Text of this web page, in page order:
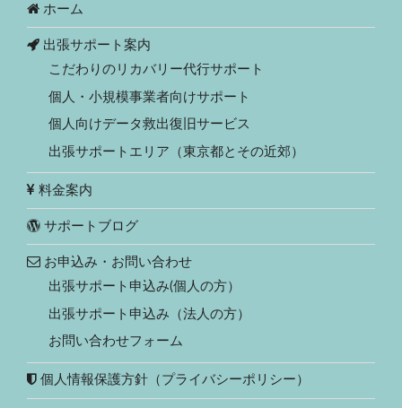
ホーム
出張サポート案内
こだわりのリカバリー代行サポート
個人・小規模事業者向けサポート
個人向けデータ救出復旧サービス
出張サポートエリア（東京都とその近郊）
料金案内
サポートブログ
お申込み・お問い合わせ
出張サポート申込み(個人の方）
出張サポート申込み（法人の方）
お問い合わせフォーム
個人情報保護方針（プライバシーポリシー）